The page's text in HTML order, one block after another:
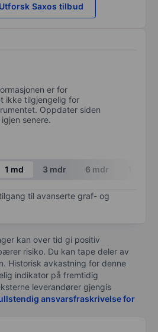
Utforsk Saxos tilbud
er for
ikke tilgjengelig for
Oppdater siden
senere.
1 md 3 mdr 6 mdr
til avanserte graf- og
kan over tid gi positiv
risiko. Du kan tape deler av
Historisk avkastning for denne
indikator på fremtidig
leverandører gjengis
ansvarsfraskrivelse for